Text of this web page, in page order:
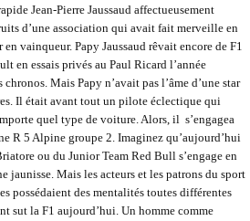
Jean-Pierre Jaussaud affectueusement
d’une association qui avait fait merveille en
en vainqueur. Papy Jaussaud rêvait encore de F1
en essais privés au Paul Ricard l’année
Mais Papy n’avait pas l’âme d’une star
Il était avant tout un pilote éclectique qui
quel type de voiture. Alors, il s’engagea
R 5 Alpine groupe 2. Imaginez qu’aujourd’hui
ou du Junior Team Red Bull s’engage en
jaunisse. Mais les acteurs et les patrons du sport
possédaient des mentalités toutes différentes
sut la F1 aujourd’hui. Un homme comme